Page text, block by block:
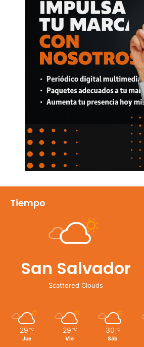
Tiempo
San Salvador
Scattered Clouds
29 ℃
Jue
29 ℃
Vie
30 ℃
Sáb